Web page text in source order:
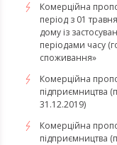
​​​​​​​Комерційна
період з 01
дому із
періодами часу
споживання»
Комерційна
підприємництва
31.12.2019)
Комерційна
підприємництва